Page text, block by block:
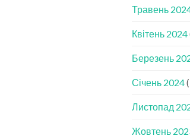
Травень
Квітень 2024
Березень
Січень 2024
Листопад
Жовтень